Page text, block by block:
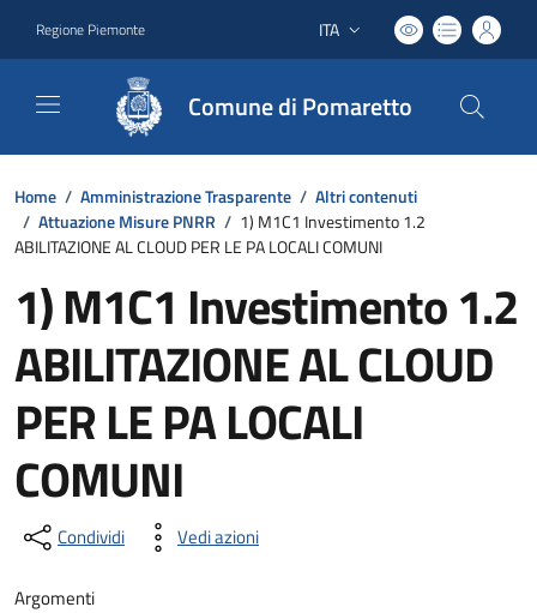
Regione Piemonte Lingua attiva:
ITA
Comune di Pomaretto
Home / Amministrazione Trasparente / Altri contenuti
/ Attuazione Misure PNRR / 1) M1C1 Investimento 1.2
ABILITAZIONE AL CLOUD PER LE PA LOCALI COMUNI
1) M1C1 Investimento 1.2
ABILITAZIONE AL CLOUD
PER LE PA LOCALI
COMUNI
Condividi Vedi azioni
Argomenti